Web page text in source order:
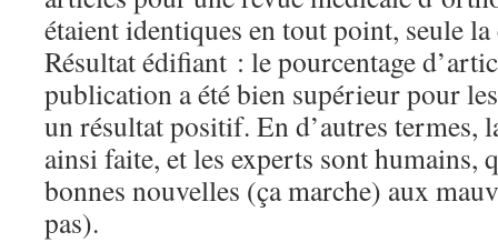
étaient identiques en tout point, seule
Résultat édifiant : le pourcentage
publication a été bien supérieur pour
un résultat positif. En d’autres termes,
ainsi faite, et les experts sont humains,
bonnes nouvelles (ça marche) aux
pas).